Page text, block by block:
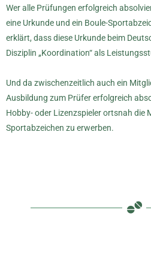
Wer alle Prüfungen erfolgreich
eine Urkunde und ein Boule-
erklärt, dass diese Urkunde beim
Disziplin „Koordination“ als
Und da zwischenzeitlich auch ein
Ausbildung zum Prüfer erfolgreich
Hobby- oder Lizenzspieler ortsnah die
Sportabzeichen zu erwerben.